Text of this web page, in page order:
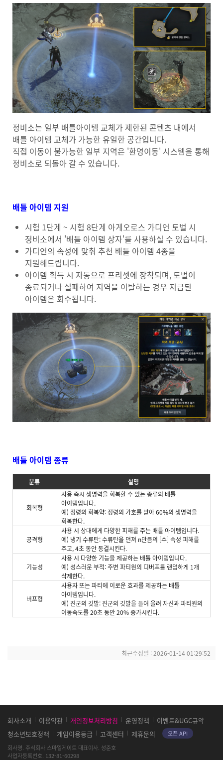
정비소는 일부 배틀아이템 교체가 제한된 콘텐츠 내에서
배틀 아이템 교체가 가능한 유일한 공간입니다.
직접 이동이 불가능한 일부 지역은 '환영이동' 시스템을 통해
정비소로 되돌아 갈 수 있습니다.
배틀 아이템 지원
시험 1단계 ~ 시험 8단계 아게오로스 가디언 토벌 시
정비소에서 '배틀 아이템 상자'를 사용하실 수 있습니다.
가디언의 속성에 맞춰 추천 배틀 아이템 4종을
지원해드립니다.
아이템 획득 시 자동으로 프리셋에 장착되며, 토벌이
종료되거나 실패하여 지역을 이탈하는 경우 지급된
아이템은 회수됩니다.
배틀 아이템 종류
분류 설명
회복형
사용 즉시 생명력을 회복할 수 있는 종류의 배틀
아이템입니다.
예) 정령의 회복약: 정령의 가호를 받아 60%의 생명력을
회복한다.
공격형
사용 시 상대에게 다양한 피해를 주는 배틀 아이템입니다.
예) 냉기 수류탄: 수류탄을 던져 n만큼의 [수] 속성 피해를
주고, 4초 동안 동결시킨다.
기능성
사용 시 다양한 기능을 제공하는 배틀 아이템입니다.
예) 성스러운 부적: 주변 파티원의 디버프를 랜덤하게 1개
삭제한다.
버프형
사용자 또는 파티에 이로운 효과를 제공하는 배틀
아이템입니다.
예) 진군의 깃발: 진군의 깃발을 들어 올려 자신과 파티원의
이동속도를 20초 동안 20% 증가시킨다.
최근수정일 :2026-01-14 01:29:52
회사소개 이용약관 개인정보처리방침 운영정책
이벤트&UGC규약
청소년보호정책
게임이용등급 고객센터 제휴문의
오픈 API
회사명 주식회사 스마일게이트 대표이사 성준호
사업자등록번호 132-81-60298